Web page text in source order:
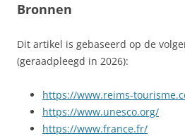
Bronnen
Dit artikel is gebaseerd op de
(geraadpleegd in 2026):
https://www.reims-
https://www.unesco.org/
https://www.france.fr/